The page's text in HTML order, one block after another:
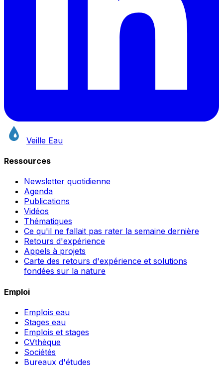
Veille Eau
Ressources
Newsletter quotidienne
Agenda
Publications
Vidéos
Thématiques
Ce qu'il ne fallait pas rater la semaine dernière
Retours d'expérience
Appels à projets
Carte des retours d'expérience et solutions
fondées sur la nature
Emploi
Emplois eau
Stages eau
Emplois et stages
CVthèque
Sociétés
Bureaux d'études